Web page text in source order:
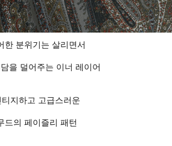
한 분위기는 살리면서
을 덜어주는 이너 레이어
티지하고 고급스러운
드의 페이즐리 패턴